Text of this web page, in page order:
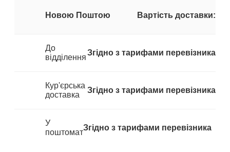
Новою Поштою Вартість доставки:
До
відділення
Згідно з тарифами перевізника
Кур'єрська
доставка
Згідно з тарифами перевізника
У
поштомат
Згідно з тарифами перевізника